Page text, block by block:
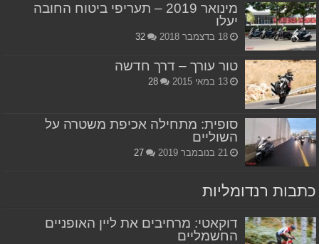
מינואר 2019 – תעריפי ביטוח החובה
יעלו
18 בדצמבר 2018 32
טור עורך – דרך חדשה
13 במאי 2015 28
סופית: מתחילה אכיפת משטרה על
השוליים
21 בנובמבר 2019 27
כתבות רנדומליות
דוקאטי: מרחיבים את ליין האופניים
החשמליים